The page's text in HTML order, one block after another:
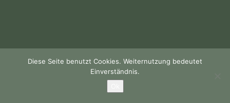
Diese Seite benutzt Cookies. Weiternutzung bedeutet
Einverständnis.